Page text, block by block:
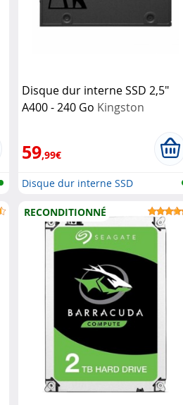
Disque dur interne SSD 2,5"
A400 - 240 Go Kingston
59,99€
Disque dur interne SSD
RECONDITIONNÉ